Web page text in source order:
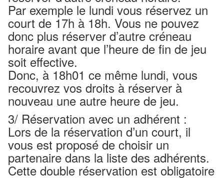
Par exemple le lundi vous réservez un
court de 17h à 18h. Vous ne pouvez
donc plus réserver d’autre créneau
horaire avant que l’heure de fin de jeu
soit effective.
Donc, à 18h01 ce même lundi, vous
recouvrez vos droits à réserver à
nouveau une autre heure de jeu.
3/ Réservation avec un adhérent :
Lors de la réservation d’un court, il
vous est proposé de choisir un
partenaire dans la liste des adhérents.
Cette double réservation est obligatoire